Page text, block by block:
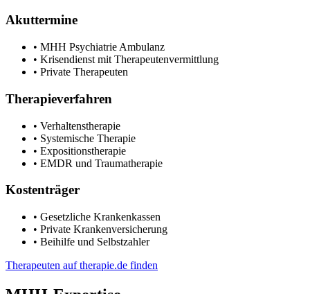
Akuttermine
• MHH Psychiatrie Ambulanz
• Krisendienst mit Therapeutenvermittlung
• Private Therapeuten
Therapieverfahren
• Verhaltenstherapie
• Systemische Therapie
• Expositionstherapie
• EMDR und Traumatherapie
Kostenträger
• Gesetzliche Krankenkassen
• Private Krankenversicherung
• Beihilfe und Selbstzahler
Therapeuten auf therapie.de finden